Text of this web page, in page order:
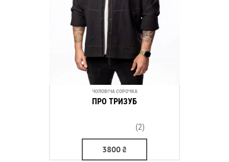
ЧОЛОВІЧА СОРОЧКА
ПРО ТРИЗУБ
(2)
3800₴